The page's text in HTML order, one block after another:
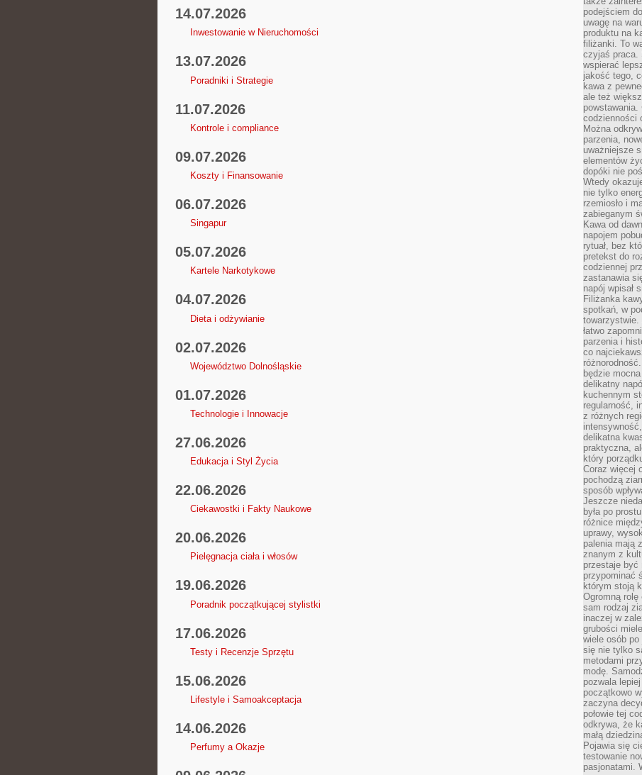
14.07.2026
Inwestowanie w Nieruchomości
13.07.2026
Poradniki i Strategie
11.07.2026
Kontrole i compliance
09.07.2026
Koszty i Finansowanie
06.07.2026
Singapur
05.07.2026
Kartele Narkotykowe
04.07.2026
Dieta i odżywianie
02.07.2026
Województwo Dolnośląskie
01.07.2026
Technologie i Innowacje
27.06.2026
Edukacja i Styl Życia
22.06.2026
Ciekawostki i Fakty Naukowe
20.06.2026
Pielęgnacja ciała i włosów
19.06.2026
Poradnik początkującej stylistki
17.06.2026
Testy i Recenzje Sprzętu
15.06.2026
Lifestyle i Samoakceptacja
14.06.2026
Perfumy a Okazje
podejściem
uwagę na
produktu na
filiżanki. To
czyjaś praca.
wspierać
jakość tego,
kawa z
ale też
codzienności
Można
parzenia,
uważniejsze
elementów
dopóki nie
Wtedy
nie tylko
rzemiosło i
zabieganym
Kawa od
napojem
rytuał, bez
pretekst do
codziennej
zastanawia
napój wpisał
Filiżanka
spotkań, w
łatwo
parzenia i
co
będzie
delikatny
kuchennym
regularność,
z różnych
delikatna
praktyczna,
który
Coraz więcej
pochodzą
sposób
Jeszcze
była po
różnice
uprawy,
palenia mają
znanym z
przestaje być
przypominać
którym stoją
Ogromną rolę
sam rodzaj
inaczej w
grubości
wiele osób
się nie tylko
metodami
modę.
pozwala
początkowo
zaczyna
połowie tej
odkrywa, że
małą
Pojawia się
testowanie
pasjonatami.